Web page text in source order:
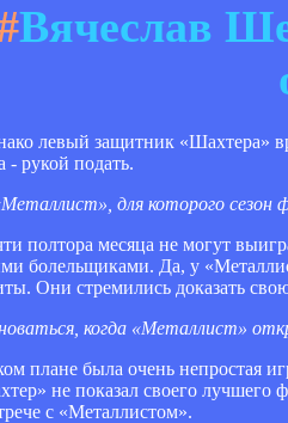
Вячеслав
левый защитник «Шахтера»
- рукой подать.
для которого сезон
полтора месяца не могут
болельщиками. Да, у
Они стремились доказать
когда «Металлист»
плане была очень непростая
не показал своего лучшего
с «Металлистом».